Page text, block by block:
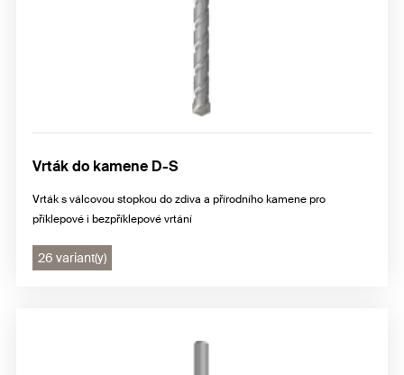
Vrták do kamene D-S
Vrták s válcovou stopkou do zdiva a přírodního kamene pro
příklepové i bezpříklepové vrtání
26 variant(y)